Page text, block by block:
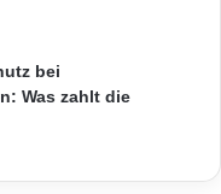
bei
Was zahlt die